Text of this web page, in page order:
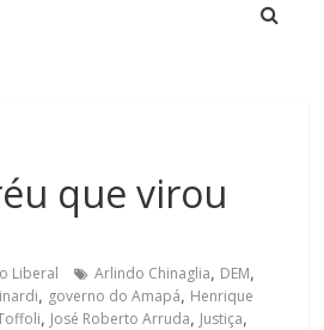
que virou
Liberal Arlindo Chinaglia, DEM,
, governo do Amapá, Henrique
, José Roberto Arruda, Justiça,